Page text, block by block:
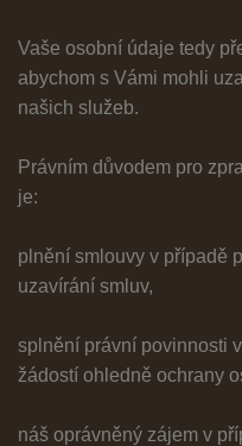
Vaše osobní údaje tedy
abychom s Vámi mohli
našich služeb.
Právním důvodem pro
je:
plnění smlouvy v případě
uzavírání smluv,
splnění právní povinnosti
žádostí ohledně ochrany
náš oprávněný zájem v